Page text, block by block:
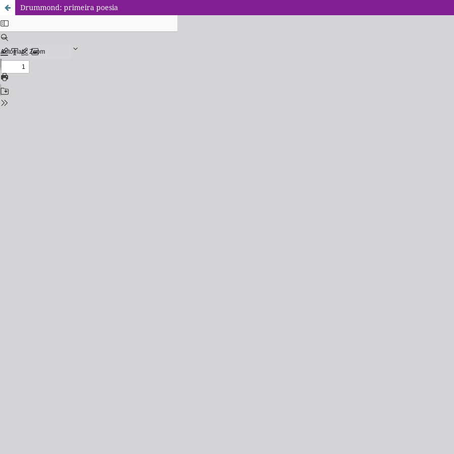
Drummond: primeira poesia